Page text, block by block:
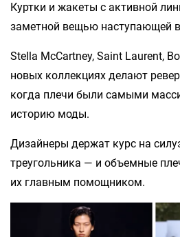
Куртки и жакеты с активной
заметной вещью наступающей
Stella McCartney, Saint Laurent,
новых коллекциях делают
когда плечи были самыми
историю моды.
Дизайнеры держат курс на
треугольника — и объемные
их главным помощником.